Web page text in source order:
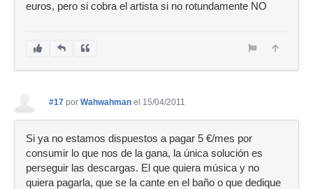
euros, pero si cobra el artista si no rotundamente NO
#17 por Wahwahman el 15/04/2011
Si ya no estamos dispuestos a pagar 5 €/mes por
consumir lo que nos de la gana, la única solución es
perseguir las descargas. El que quiera música y no
quiera pagarla, que se la cante en el baño o que dedique